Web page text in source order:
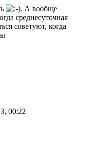
. А вообще
среднесуточная
советуют, когда
00:22